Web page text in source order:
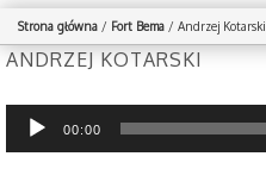
Strona główna / Fort Bema / Andrzej Kotarski
ANDRZEJ KOTARSKI
Odtwarzacz
plików
00:00